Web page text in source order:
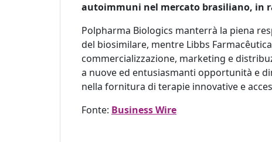
autoimmuni nel mercato brasiliano, in
Polpharma Biologics manterrà la piena
del biosimilare, mentre Libbs
commercializzazione, marketing e
a nuove ed entusiasmanti opportunità e
nella fornitura di terapie innovative e
Fonte: Business Wire